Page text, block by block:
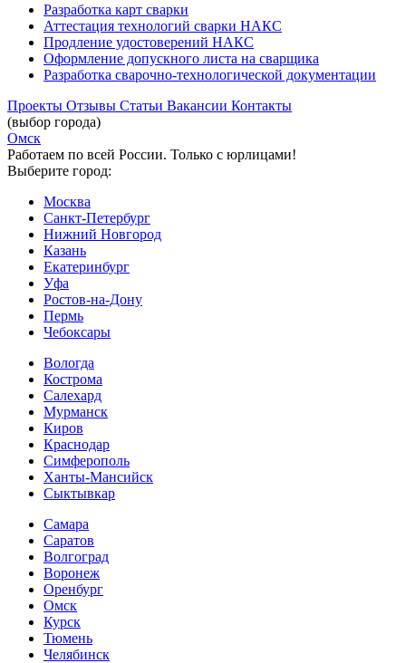
Разработка карт сварки
Аттестация технологий сварки НАКС
Продление удостоверений НАКС
Оформление допускного листа на сварщика
Разработка сварочно-технологической документации
Проекты Отзывы Статьи Вакансии Контакты
(выбор города)
Омск
Работаем по всей России. Только с юрлицами!
Выберите город:
Москва
Санкт-Петербург
Нижний Новгород
Казань
Екатеринбург
Уфа
Ростов-на-Дону
Пермь
Чебоксары
Вологда
Кострома
Салехард
Мурманск
Киров
Краснодар
Симферополь
Ханты-Мансийск
Сыктывкар
Самара
Саратов
Волгоград
Воронеж
Оренбург
Омск
Курск
Тюмень
Челябинск